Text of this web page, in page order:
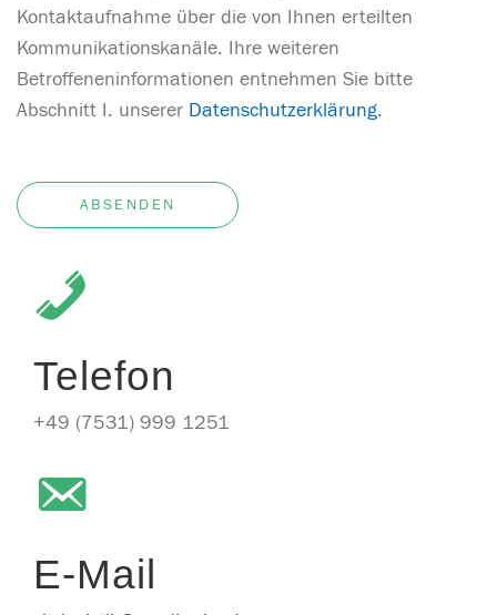
Kontaktaufnahme über die von Ihnen erteilten
Kommunikationskanäle. Ihre weiteren
Betroffeneninformationen entnehmen Sie bitte
Abschnitt I. unserer Datenschutzerklärung.
ABSENDEN
Telefon
+49 (7531) 999 1251
E-Mail